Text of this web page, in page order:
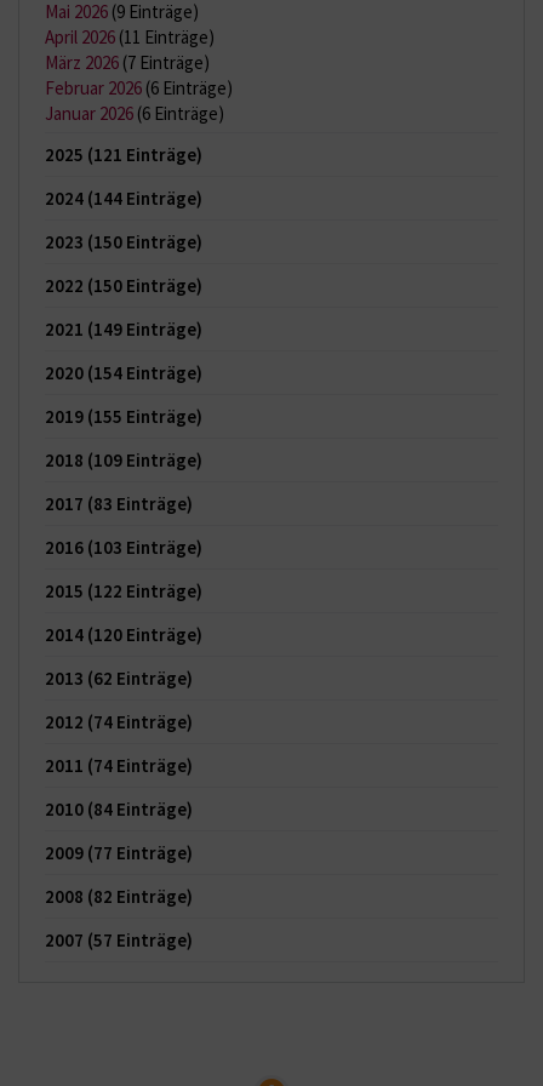
Mai 2026 (9 Einträge)
April 2026 (11 Einträge)
März 2026 (7 Einträge)
Februar 2026 (6 Einträge)
Januar 2026 (6 Einträge)
2025 (121 Einträge)
2024 (144 Einträge)
2023 (150 Einträge)
2022 (150 Einträge)
2021 (149 Einträge)
2020 (154 Einträge)
2019 (155 Einträge)
2018 (109 Einträge)
2017 (83 Einträge)
2016 (103 Einträge)
2015 (122 Einträge)
2014 (120 Einträge)
2013 (62 Einträge)
2012 (74 Einträge)
2011 (74 Einträge)
2010 (84 Einträge)
2009 (77 Einträge)
2008 (82 Einträge)
2007 (57 Einträge)